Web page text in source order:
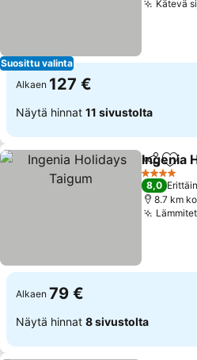
Suosittu valinta
Kätevä
Alkaen 127 €
Näytä hinnat 11 sivustolta
Jaa
Ingenia
4
8,0
8.7 km
Alkaen 79 €
Näytä hinnat 8 sivustolta